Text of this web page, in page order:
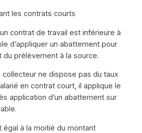
les contrats courts
contrat de travail est inférieure à
d’appliquer un abattement pour
du prélèvement à la source.
collecteur ne dispose pas du taux
en contrat court, il applique le
application d’un abattement sur
à la moitié du montant